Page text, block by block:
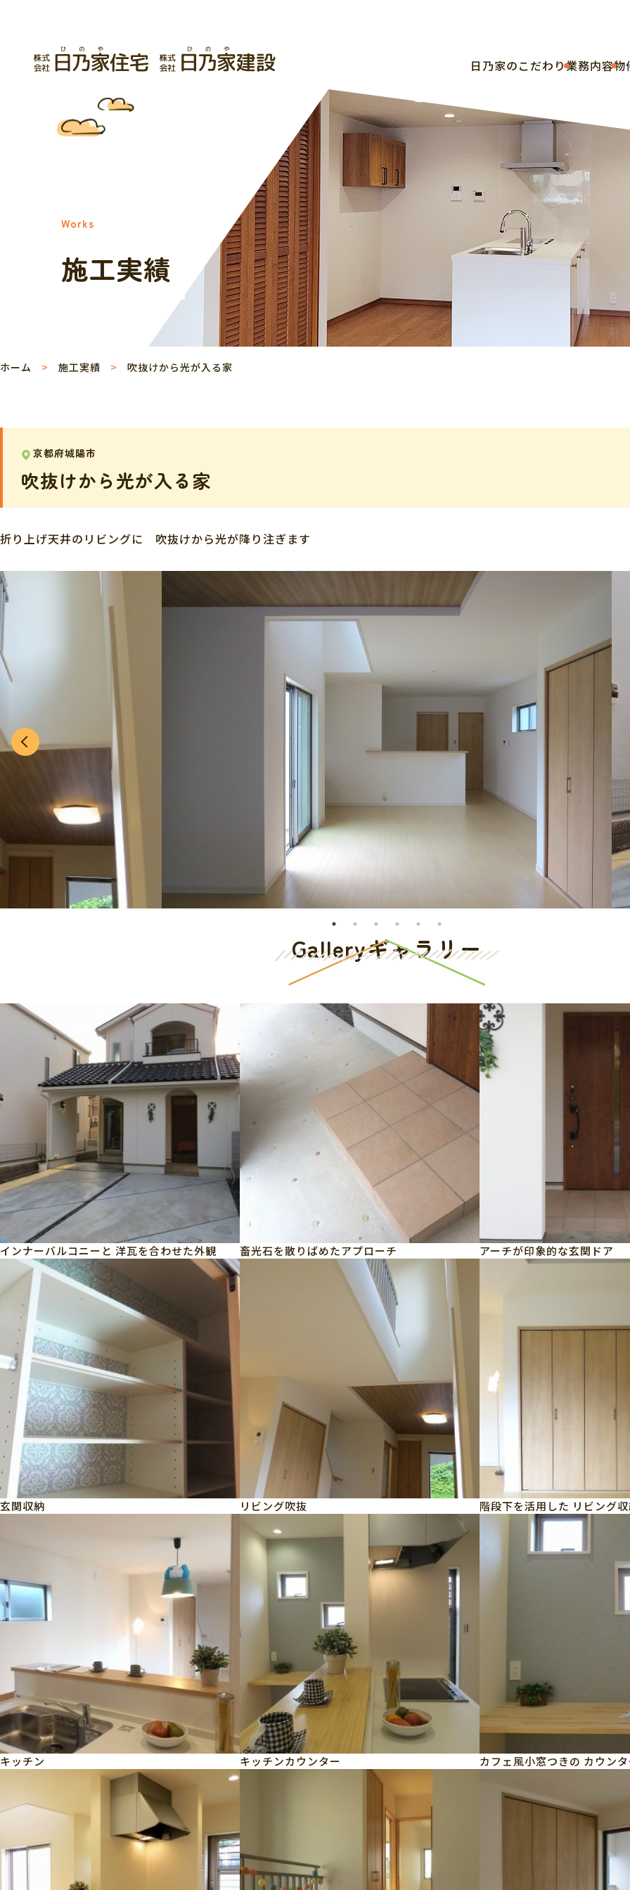
⽇乃家のこだわり業務内容物
Works
施工実績
ホーム 施工実績 吹抜けから光が入る家
京都府城陽市
吹抜けから光が入る家
折り上げ天井のリビングに 吹抜けから光が降り注ぎます
Galleryギャラリー
インナーバルコニーと 洋瓦を合わせた外観 畜光石を散りばめたアプローチ アーチが印象的な玄関ドア
玄関収納 リビング吹抜 階段下を活用した リビング
キッチン キッチンカウンター カフェ風小窓つきの カウン